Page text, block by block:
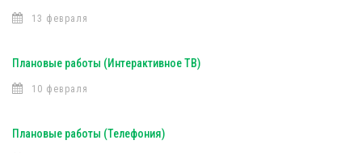
13 февраля
Плановые работы (Интерактивное ТВ)
10 февраля
Плановые работы (Телефония)